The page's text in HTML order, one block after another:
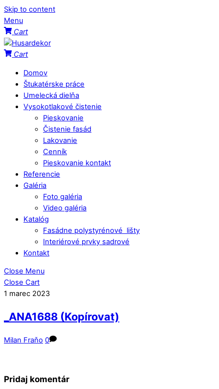
Skip to content
Menu
Cart
Cart
Domov
Štukatérske práce
Umelecká dielňa
Vysokotlakové čistenie
Pieskovanie
Čistenie fasád
Lakovanie
Cenník
Pieskovanie kontakt
Referencie
Galéria
Foto galéria
Video galéria
Katalóg
Fasádne polystyrénové lišty
Interiérové prvky sadrové
Kontakt
Close Menu
Close Cart
1 marec 2023
_ANA1688 (Kopírovat)
Milan Fraňo 0
Pridaj komentár